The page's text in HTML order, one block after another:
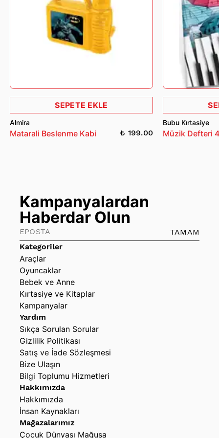
SEPETE EKLE
Almira
Matarali Beslenme Kabi ₺ 199.00
Bubu Kırtasiye
Müzik Defteri
Kategoriler
Araçlar
Oyuncaklar
Bebek ve Anne
Kırtasiye ve Kitaplar
Kampanyalar
Yardım
Sıkça Sorulan Sorular
Gizlilik Politikası
Satış ve İade Sözleşmesi
Bize Ulaşın
Bilgi Toplumu Hizmetleri
Hakkımızda
Hakkımızda
İnsan Kaynakları
Mağazalarımız
Çocuk Dünyası Mağusa
Kampanyalardan
Haberdar Olun
TAMAM